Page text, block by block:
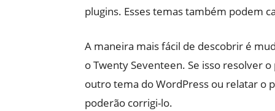
plugins. Esses temas também podem
A maneira mais fácil de descobrir é
o Twenty Seventeen. Se isso resolver
outro tema do WordPress ou relatar o
poderão corrigi-lo.